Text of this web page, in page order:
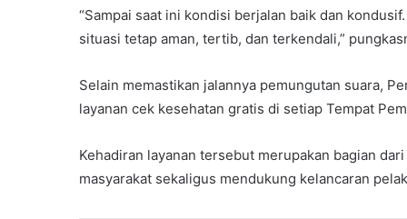
“Sampai saat ini kondisi berjalan baik dan
situasi tetap aman, tertib, dan terkendali,”
Selain memastikan jalannya pemungutan suara,
layanan cek kesehatan gratis di setiap Tempat
Kehadiran layanan tersebut merupakan bagian
masyarakat sekaligus mendukung kelancaran